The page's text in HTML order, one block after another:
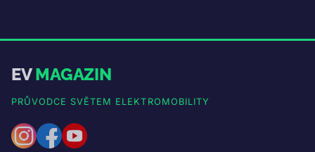
EVMAGAZIN
PRŮVODCE SVĚTEM ELEKTROMOBILITY